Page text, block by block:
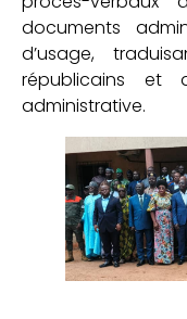
documents
d’usage,
républicains et
administrative.